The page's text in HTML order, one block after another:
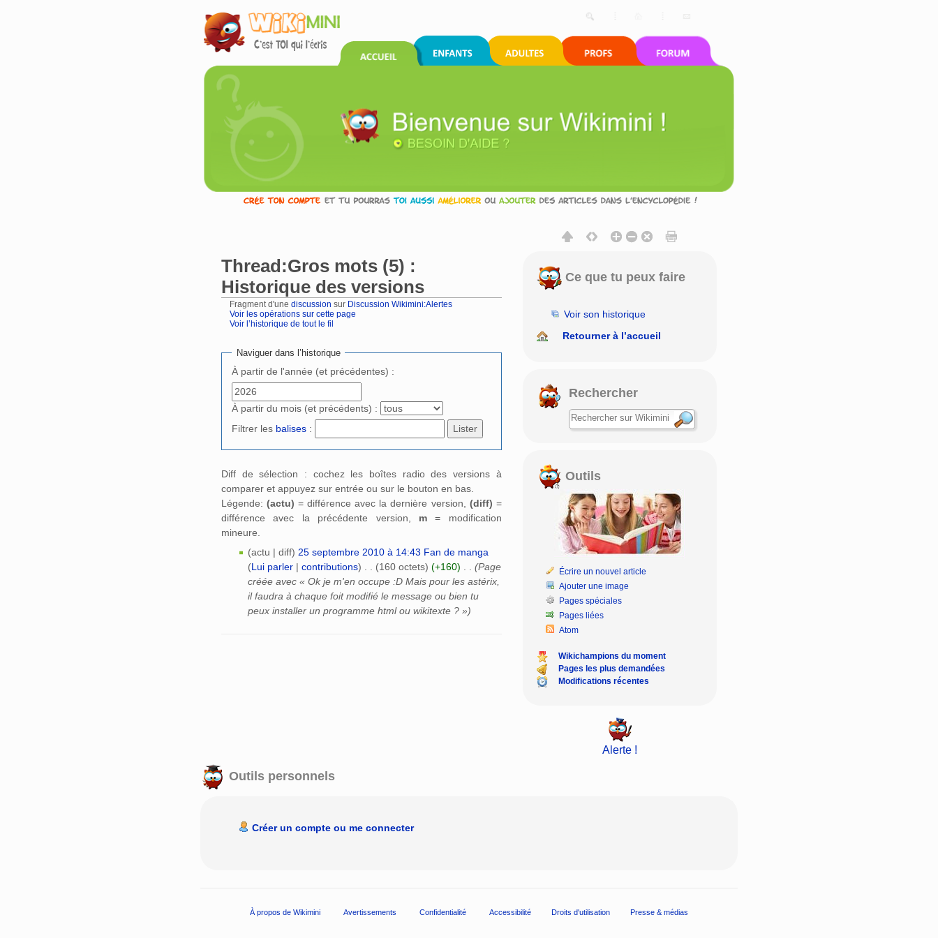
Thread:Gros mots (5) :
Historique des versions
Fragment d'une discussion sur Discussion Wikimini:Alertes
Voir les opérations sur cette page
Voir l’historique de tout le fil
Naviguer dans l’historique
À partir de l'année (et précédentes) :
À partir du mois (et précédents) :
Filtrer les balises :
Diff de sélection : cochez les boîtes radio des versions à
comparer et appuyez sur entrée ou sur le bouton en bas.
Légende:(actu) = différence avec la dernière version, (diff) =
différence avec la précédente version, m= modification
mineure.
(actu | diff) 25 septembre 2010 à 14:43 Fan de manga
(Lui parler| contributions) (160 octets) (+160)
(Page
créée avec « Ok je m'en occupe :D Mais pour les astérix,
il faudra à chaque foit modifié le message ou bien tu
peux installer un programme html ou wikitexte ? »)
Ce que tu peux faire
Voir son historique
Retourner à l’accueil
Rechercher
Outils
Écrire un nouvel article
Ajouter une image
Pages spéciales
Pages liées
Atom
Wikichampions du moment
Pages les plus demandées
Modifications récentes
Alerte !
Outils personnels
Créer un compte ou me connecter
À propos de Wikimini Avertissements Confidentialité Accessibilité Droits d'utilisation Presse & médias